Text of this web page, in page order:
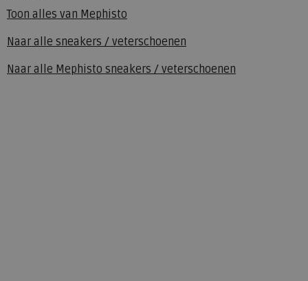
Toon alles van Mephisto
Naar alle sneakers / veterschoenen
Naar alle Mephisto sneakers / veterschoenen